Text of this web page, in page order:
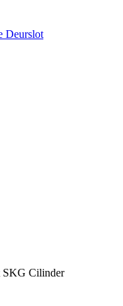
Deurslot
SKG Cilinder